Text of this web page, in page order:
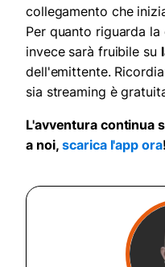
collegamento che
Per quanto riguarda
invece sarà fruibile su
dell'emittente.
sia streaming è
L'avventura continua
a noi, scarica l'app ora!